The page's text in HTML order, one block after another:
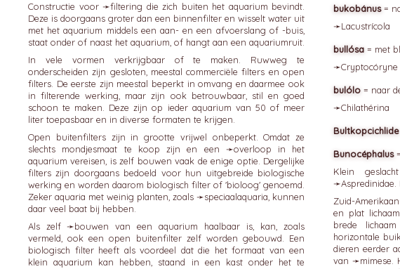
Constructie voor ➛filtering die zich buiten het aquarium bevindt.
Deze is doorgaans groter dan een binnenfilter en wisselt water uit
met het aquarium middels een aan- en een afvoerslang of -buis,
staat onder of naast het aquarium, of hangt aan een aquariumruit.
In vele vormen verkrijgbaar of te maken. Ruwweg te
onderscheiden zijn gesloten, meestal commerciële filters en open
filters. De eerste zijn meestal beperkt in omvang en daarmee ook
in filterende werking, maar zijn ook betrouwbaar, stil en goed
schoon te maken. Deze zijn op ieder aquarium van 50 of meer
liter toepasbaar en in diverse formaten te krijgen.
Open buitenfilters zijn in grootte vrijwel onbeperkt. Omdat ze
slechts mondjesmaat te koop zijn en een ➛overloop in het
aquarium vereisen, is zelf bouwen vaak de enige optie. Dergelijke
filters zijn doorgaans bedoeld voor hun uitgebreide biologische
werking en worden daarom biologisch filter of 'bioloog' genoemd.
Zeker aquaria met weinig planten, zoals ➛speciaalaquaria , kunnen
daar veel baat bij hebben.
Als zelf ➛bouwen van een aquarium haalbaar is, kan, zoals
vermeld, ook een open buitenfilter zelf worden gebouwd. Een
biologisch filter heeft als voordeel dat die het formaat van een
klein aquarium kan hebben, staand in een kast onder het te
bukobánus =
➛Lacustrícola
bullósa = met
➛Cryptocóryne
bulólo = naar
➛Chilathérina
Bultkopcichlide
Bunocéphalus
Klein geslacht van
➛Aspredinidae
Zuid-
en plat
brede
horizontale
dieren eerder
van ➛mimese